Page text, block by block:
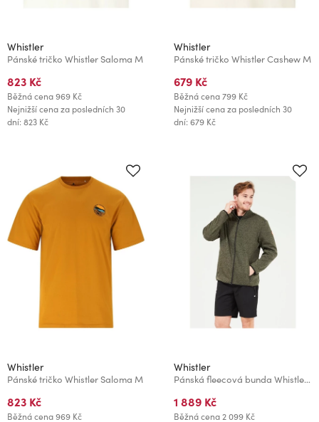
Whistler
Pánské tričko Whistler Saloma M
823 Kč
Běžná cena969 Kč
Nejnižší cena za posledních 30
dní: 823 Kč
Whistler
Pánské tričko Whistler Cashew M
679 Kč
Běžná cena799 Kč
Nejnižší cena za posledních 30
dní: 679 Kč
Whistler
Pánské tričko Whistler Saloma M
823 Kč
Běžná cena969 Kč
Whistler
Pánská fleecová bunda Whistler Sampton
1 889 Kč
Běžná cena2 099 Kč